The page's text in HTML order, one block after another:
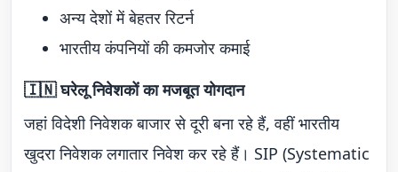
अन्य देशों में बेहतर रिटर्न
भारतीय कंपनियों की कमजोर कमाई
🇮🇳 घरेलू निवेशकों का मजबूत योगदान
जहां विदेशी निवेशक बाजार से दूरी बना रहे हैं, वहीं भारतीय
खुदरा निवेशक लगातार निवेश कर रहे हैं। SIP (Systematic